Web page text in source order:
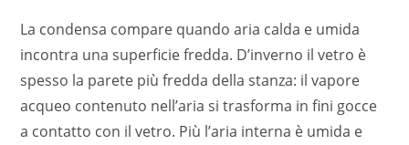
La condensa compare quando aria calda e umida
incontra una superficie fredda. D’inverno il vetro è
spesso la parete più fredda della stanza: il vapore
acqueo contenuto nell’aria si trasforma in fini gocce
a contatto con il vetro. Più l’aria interna è umida e